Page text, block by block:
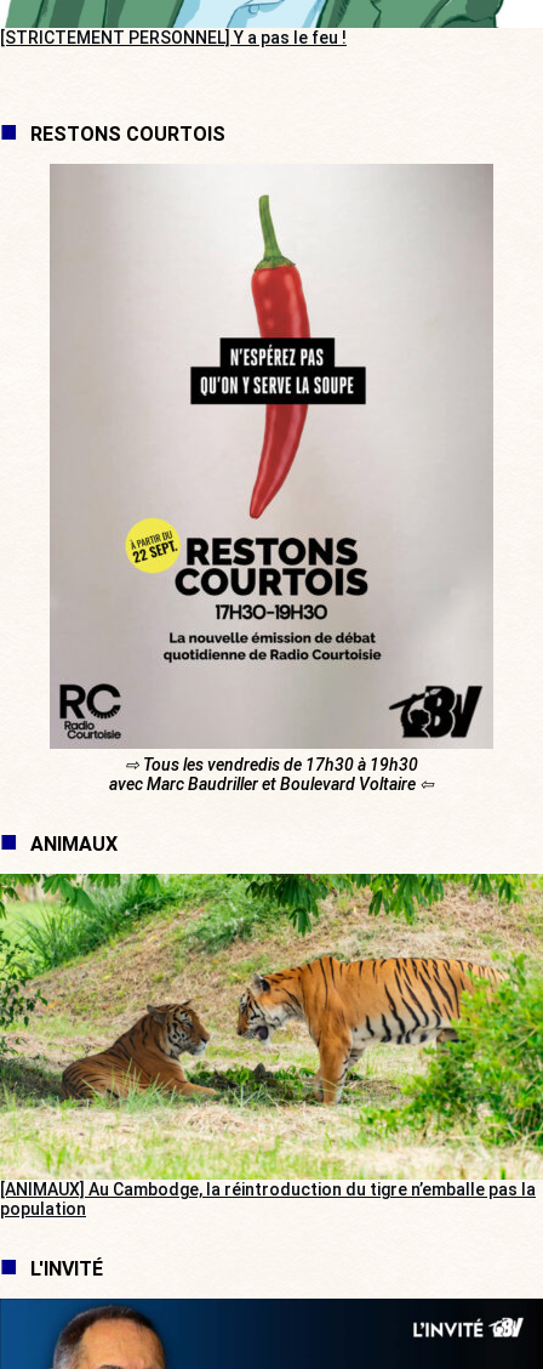
[STRICTEMENT PERSONNEL] Y a pas le feu !
RESTONS COURTOIS
⇨ Tous les vendredis de 17h30 à 19h30
avec Marc Baudriller et Boulevard Voltaire ⇦
ANIMAUX
[ANIMAUX] Au Cambodge, la réintroduction du tigre n’emballe pas la
population
L'INVITÉ